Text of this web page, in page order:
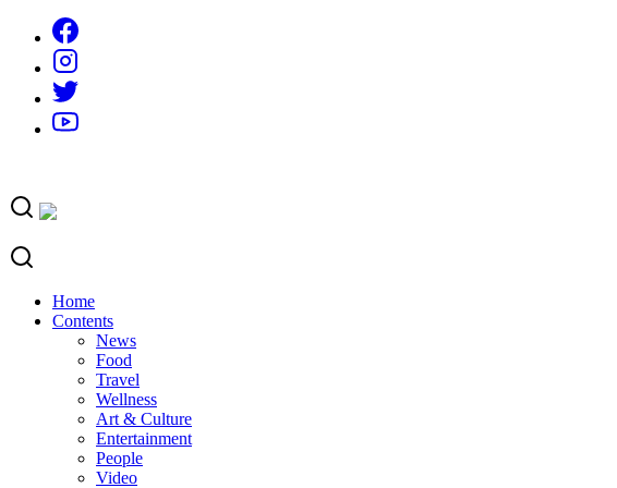
content
Home
Contents
News
Food
Travel
Wellness
Art & Culture
Entertainment
People
Video